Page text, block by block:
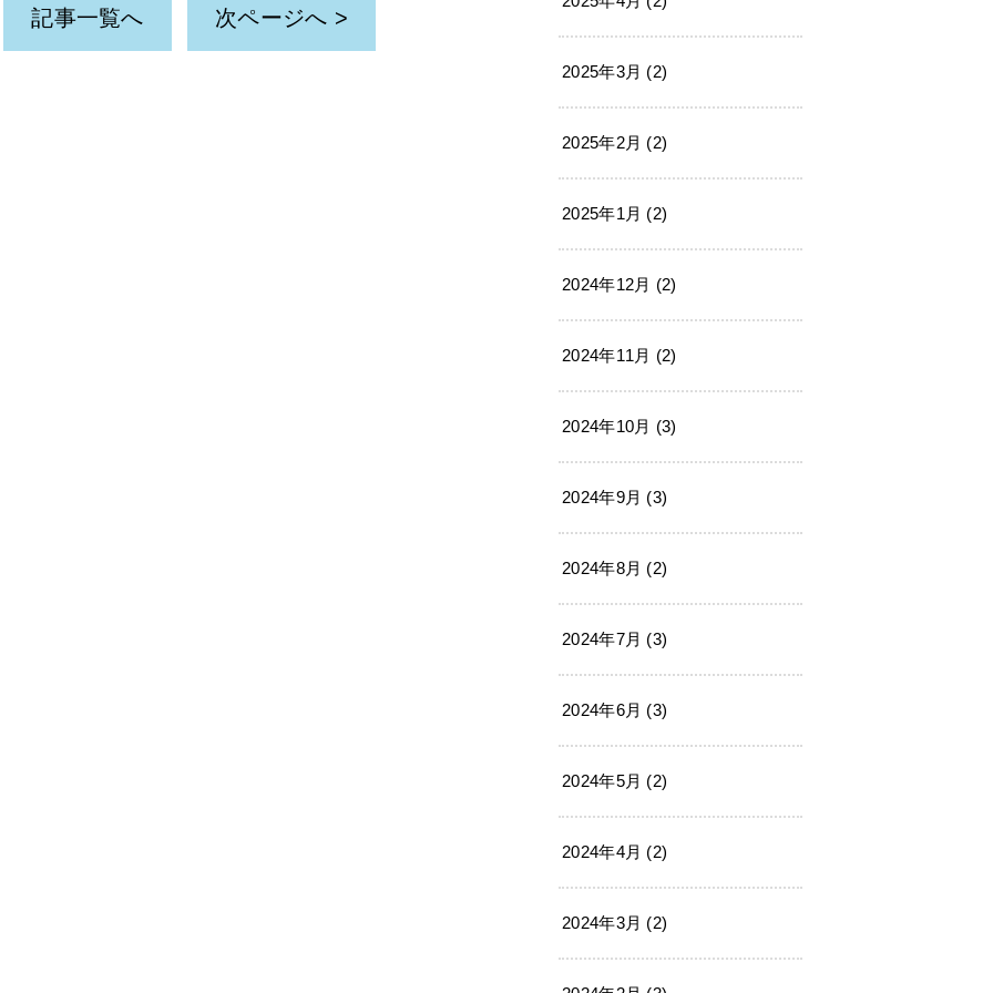
記事一覧へ 次ページへ >
2025年3月 (2)
2025年2月 (2)
2025年1月 (2)
2024年12月 (2)
2024年11月 (2)
2024年10月 (3)
2024年9月 (3)
2024年8月 (2)
2024年7月 (3)
2024年6月 (3)
2024年5月 (2)
2024年4月 (2)
2024年3月 (2)